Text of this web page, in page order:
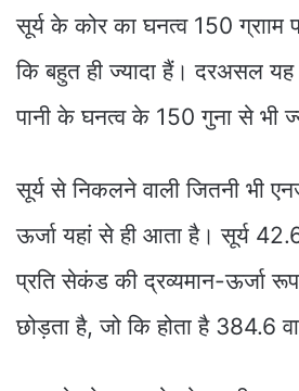
सूर्य के कोर का घनत्व 150 ग्रााम
कि बहुत ही ज्यादा हैं। दरअसल यह
पानी के घनत्व के 150 गुना से भी
सूर्य से निकलने वाली जितनी भी
ऊर्जा यहां से ही आता है। सूर्य
प्रति सेकंड की द्रव्यमान-ऊर्जा
छोड़ता है, जो कि होता है 384.6